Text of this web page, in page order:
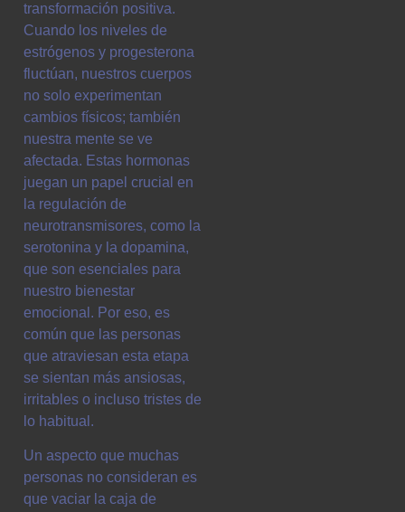
transformación positiva.
Cuando los niveles de
estrógenos y progesterona
fluctúan, nuestros cuerpos
no solo experimentan
cambios físicos; también
nuestra mente se ve
afectada. Estas hormonas
juegan un papel crucial en
la regulación de
neurotransmisores, como la
serotonina y la dopamina,
que son esenciales para
nuestro bienestar
emocional. Por eso, es
común que las personas
que atraviesan esta etapa
se sientan más ansiosas,
irritables o incluso tristes de
lo habitual.
Un aspecto que muchas
personas no consideran es
que vaciar la caja de